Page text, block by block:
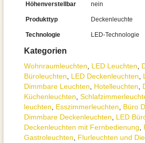
Kategorien
Wohnraum­leuchten LED Leuchten
Büroleuchten
LED Deckenleuchten
Dimmbare Leuchten
Hotelleuchten
Küchenleuchten
leuchten
Esszimmer­­leuchten Büro
Dimmbare Deckenleuchten
LED
Deckenleuchten mit Fernbedienung
Gastroleuchten
Flurleuchten und
Höhenverstellbar nein
Produkttyp Deckenleuchte
Technologie LED-Technologie